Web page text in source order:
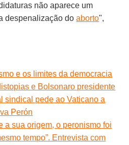
não aparece um
despenalização do aborto",
e os limites da democracia
e Bolsonaro presidente
sindical pede ao Vaticano a
Perón
a sua origem, o peronismo foi
tempo”. Entrevista com